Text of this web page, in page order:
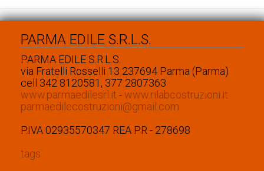
PARMA EDILE S.R.L.S.
PARMA EDILE S.R.L.S.
via Fratelli Rosselli 13 237694 Parma (Parma)
cell 342 8120581, 377 2807363
www.parmaedilesrl.it -www.rilabcostruzioni.it
parmaedilecostruzioni@gmail.com
P.IVA 02935570347 REA PR - 278698
tags